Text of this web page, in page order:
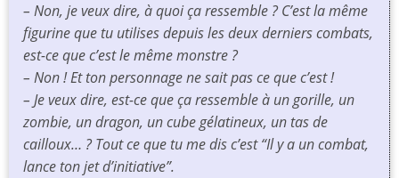
– Non, je veux dire, à quoi ça ressemble ? C’est la même
figurine que tu utilises depuis les deux derniers combats,
est-ce que c’est le même monstre ?
– Non ! Et ton personnage ne sait pas ce que c’est !
– Je veux dire, est-ce que ça ressemble à un gorille, un
zombie, un dragon, un cube gélatineux, un tas de
cailloux… ? Tout ce que tu me dis c’est “Il y a un combat,
lance ton jet d’initiative”.